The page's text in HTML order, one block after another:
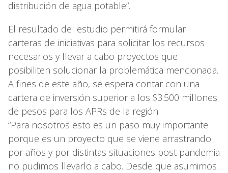
distribución de agua potable”.
El resultado del estudio permitirá formular
carteras de iniciativas para solicitar los recursos
necesarios y llevar a cabo proyectos que
posibiliten solucionar la problemática mencionada.
A fines de este año, se espera contar con una
cartera de inversión superior a los $3.500 millones
de pesos para los APRs de la región.
“Para nosotros esto es un paso muy importante
porque es un proyecto que se viene arrastrando
por años y por distintas situaciones post pandemia
no pudimos llevarlo a cabo. Desde que asumimos